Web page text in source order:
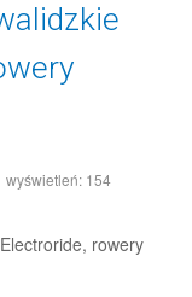
wyświetleń: 154
rowery